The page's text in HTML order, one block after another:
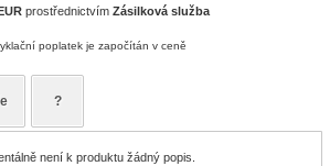
prostřednictvím Zásilková služba
poplatek je započítán v ceně
?
není k produktu žádný popis.